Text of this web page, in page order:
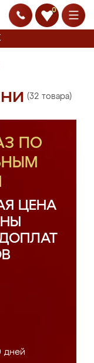
0
(32 товара)
ПО
ЦЕНА
дней